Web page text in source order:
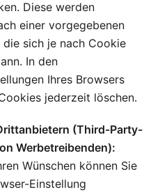
Diese werden
einer vorgegebenen
sich je nach Cookie
In den
Ihres Browsers
jederzeit löschen.
(Third-Party-
Werbetreibenden):
Wünschen können Sie
Einstellung